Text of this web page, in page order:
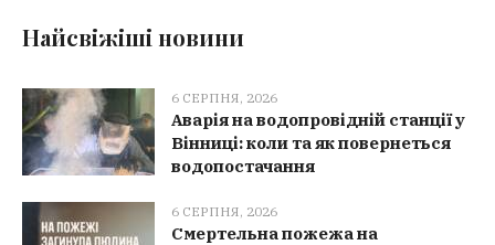
Найсвіжіші новини
6 СЕРПНЯ, 2026
Аварія на водопровідній станції у
Вінниці: коли та як повернеться
водопостачання
6 СЕРПНЯ, 2026
Смертельна пожежа на